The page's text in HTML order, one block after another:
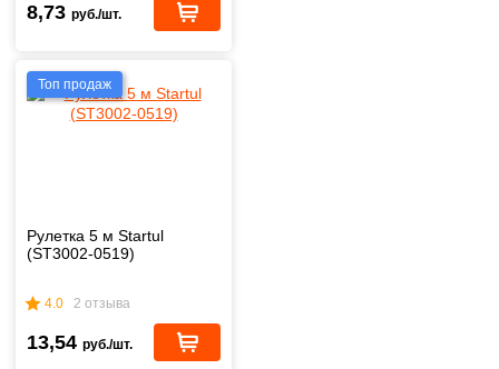
8,73 руб./шт.
Топ продаж
Рулетка 5 м Startul
(ST3002-0519)
4.0 2 отзыва
13,54 руб./шт.